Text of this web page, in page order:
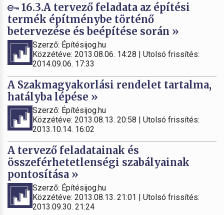
16.3.A tervező feladata az építési
termék építménybe történő
betervezése és beépítése során »
Szerző: Építésijog.hu
Közzétéve: 2013.08.06. 14:28 | Utolsó frissítés:
2014.09.06. 17:33
A Szakmagyakorlási rendelet tartalma,
hatályba lépése »
Szerző: Építésijog.hu
Közzétéve: 2013.08.13. 20:58 | Utolsó frissítés:
2013.10.14. 16:02
A tervező feladatainak és
összeférhetetlenségi szabályainak
pontosítása »
Szerző: Építésijog.hu
Közzétéve: 2013.08.13. 21:01 | Utolsó frissítés:
2013.09.30. 21:24